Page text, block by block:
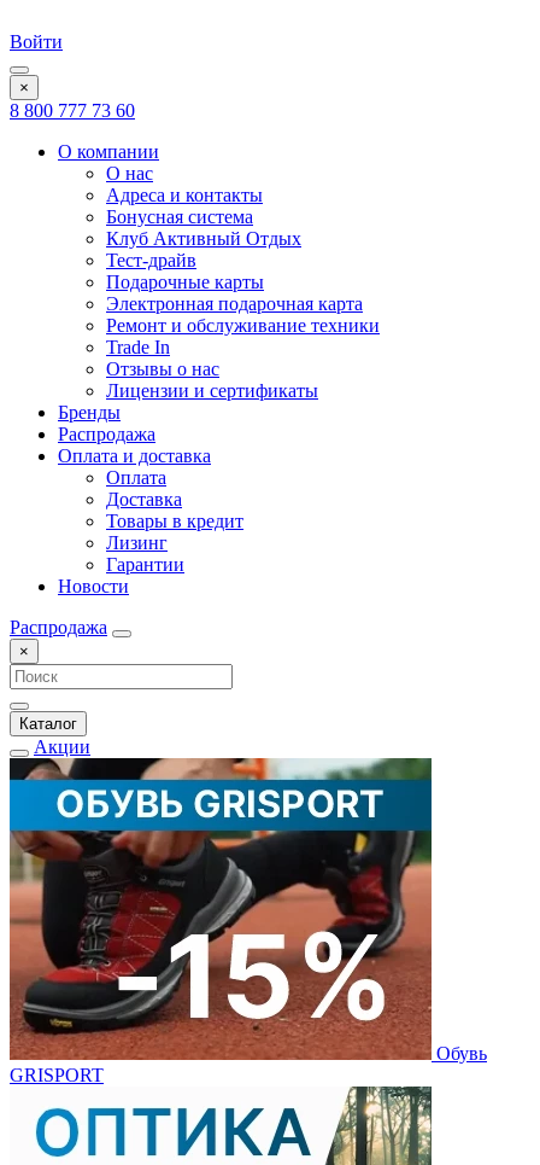
Войти
×
8 800 777 73 60
О компании
О нас
Адреса и контакты
Бонусная система
Клуб Активный Отдых
Тест-драйв
Подарочные карты
Электронная подарочная карта
Ремонт и обслуживание техники
Trade In
Отзывы о нас
Лицензии и сертификаты
Бренды
Распродажа
Оплата и доставка
Оплата
Доставка
Товары в кредит
Лизинг
Гарантии
Новости
Распродажа
×
Каталог
Акции
Обувь
GRISPORT